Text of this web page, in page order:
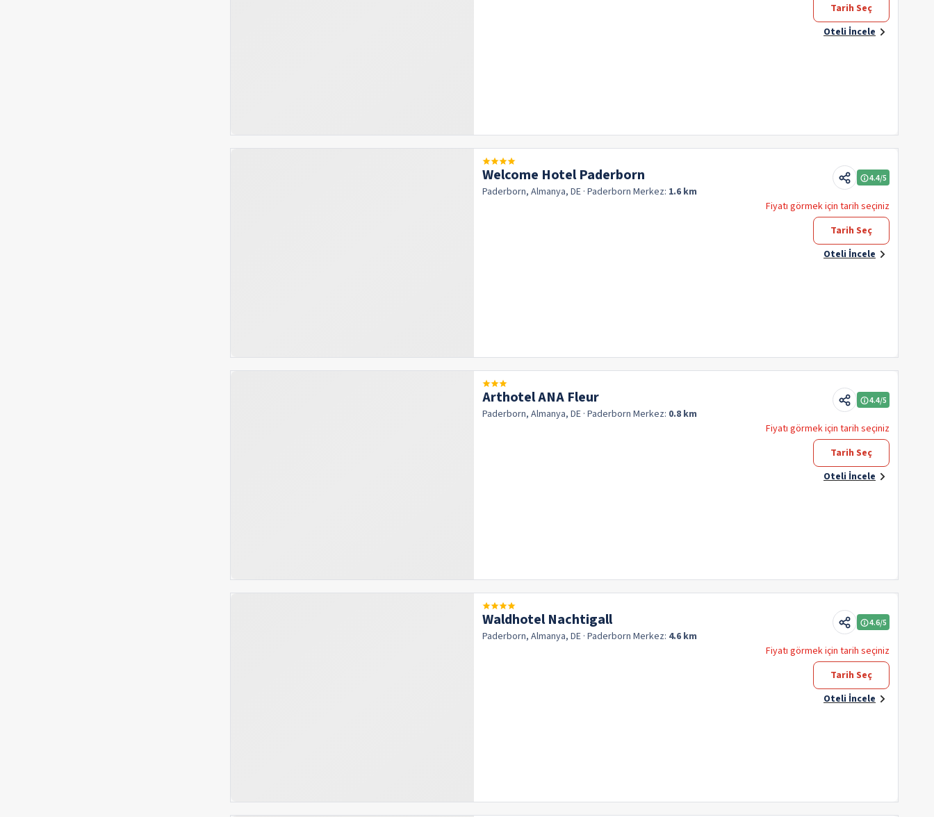
Tarih Seç
Oteli İncele
Welcome Hotel Paderborn
Paderborn, Almanya, DE · Paderborn Merkez: 1.6 km
4.4/5
Fiyatı görmek için tarih seçiniz
Tarih Seç
Oteli İncele
Arthotel ANA Fleur
Paderborn, Almanya, DE · Paderborn Merkez: 0.8 km
4.4/5
Fiyatı görmek için tarih seçiniz
Tarih Seç
Oteli İncele
Waldhotel Nachtigall
Paderborn, Almanya, DE · Paderborn Merkez: 4.6 km
4.6/5
Fiyatı görmek için tarih seçiniz
Tarih Seç
Oteli İncele